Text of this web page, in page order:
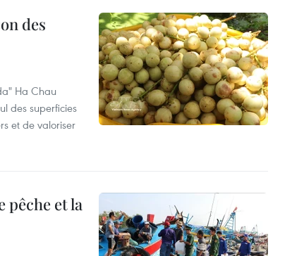
des
Ha Chau
des superficies
et de valoriser
pêche et la